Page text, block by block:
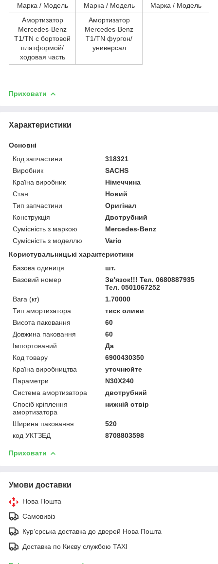
Марка / Модель Марка / Модель
Марка / Модель
Амортизатор
Mercedes-Benz
T1/TN c бортовой
платформой/
ходовая часть
Амортизатор
Mercedes-Benz
T1/TN фургон/
универсал
Приховати
Характеристики
Основні
Код запчастини
318321
Виробник
SACHS
Країна виробник
Німеччина
Стан
Новий
Тип запчастини
Оригінал
Конструкція
Двотрубний
Сумісність з маркою
Mercedes-Benz
Сумісність з моделлю
Vario
Користувальницькі характеристики
Базова одиниця
шт.
Базовий номер
Зв'язок!!! Тел. 0680887935
Тел. 0501067252
Вага (кг)
1.70000
Тип амортизатора
тиск оливи
Висота паковання
60
Довжина паковання
60
Імпортований
Да
Код товару
6900430350
Країна виробництва
уточнюйте
Параметри
N30X240
Система амортизатора
двотрубний
Спосіб кріплення
амортизатора
нижній отвір
Ширина паковання
520
код УКТЗЕД
8708803598
Приховати
Умови доставки
Нова Пошта
Самовивіз
Курʼєрська доставка до дверей Нова Пошта
Доставка по Києву службою TAXI